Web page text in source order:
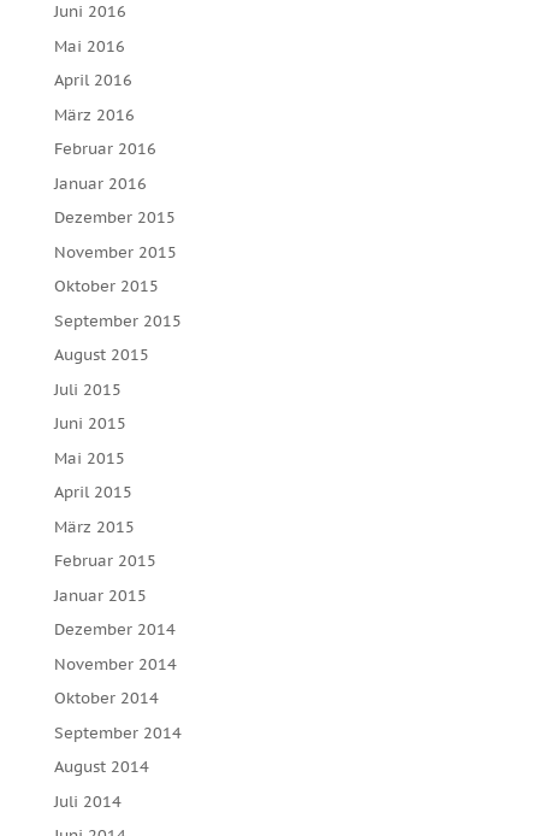
Juni 2016
Mai 2016
April 2016
März 2016
Februar 2016
Januar 2016
Dezember 2015
November 2015
Oktober 2015
September 2015
August 2015
Juli 2015
Juni 2015
Mai 2015
April 2015
März 2015
Februar 2015
Januar 2015
Dezember 2014
November 2014
Oktober 2014
September 2014
August 2014
Juli 2014